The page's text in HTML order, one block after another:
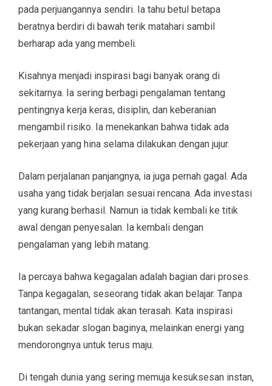
pada perjuangannya sendiri. Ia tahu betul betapa
beratnya berdiri di bawah terik matahari sambil
berharap ada yang membeli.
Kisahnya menjadi inspirasi bagi banyak orang di
sekitarnya. Ia sering berbagi pengalaman tentang
pentingnya kerja keras, disiplin, dan keberanian
mengambil risiko. Ia menekankan bahwa tidak ada
pekerjaan yang hina selama dilakukan dengan jujur.
Dalam perjalanan panjangnya, ia juga pernah gagal. Ada
usaha yang tidak berjalan sesuai rencana. Ada investasi
yang kurang berhasil. Namun ia tidak kembali ke titik
awal dengan penyesalan. Ia kembali dengan
pengalaman yang lebih matang.
Ia percaya bahwa kegagalan adalah bagian dari proses.
Tanpa kegagalan, seseorang tidak akan belajar. Tanpa
tantangan, mental tidak akan terasah. Kata inspirasi
bukan sekadar slogan baginya, melainkan energi yang
mendorongnya untuk terus maju.
Di tengah dunia yang sering memuja kesuksesan instan,